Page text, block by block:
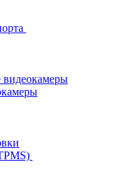
видеокамеры